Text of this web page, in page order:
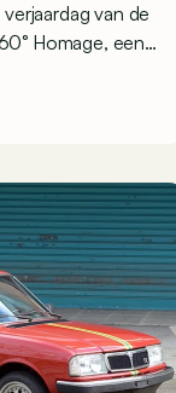
van de
Homage, een